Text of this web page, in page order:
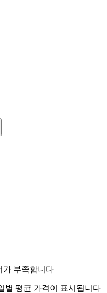
가 부족합니다
별 평균 가격이 표시됩니다